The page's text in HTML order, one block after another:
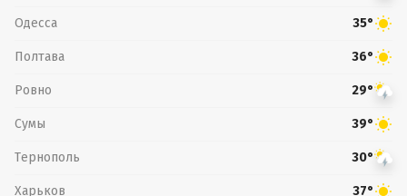
Одесса 35°
Полтава 36°
Ровно 29°
Сумы 39°
Тернополь 30°
Харьков 37°